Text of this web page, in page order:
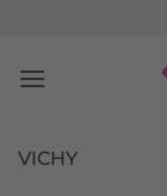
contenido
VICHY